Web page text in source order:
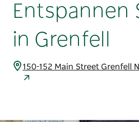
Entspannen
in Grenfell
150-152 Main Street Grenfell